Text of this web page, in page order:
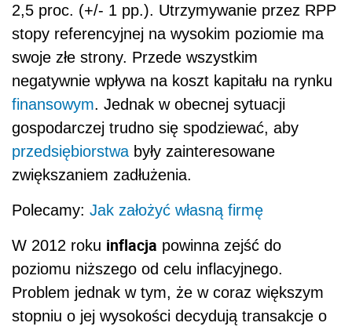
2,5 proc. (+/- 1 pp.). Utrzymywanie przez RPP
stopy referencyjnej na wysokim poziomie ma
swoje złe strony. Przede wszystkim
negatywnie wpływa na koszt kapitału na rynku
finansowym. Jednak w obecnej sytuacji
gospodarczej trudno się spodziewać, aby
przedsiębiorstwa były zainteresowane
zwiększaniem zadłużenia.
Polecamy: Jak założyć własną firmę
W 2012 roku inflacja powinna zejść do
poziomu niższego od celu inflacyjnego.
Problem jednak w tym, że w coraz większym
stopniu o jej wysokości decydują transakcje o